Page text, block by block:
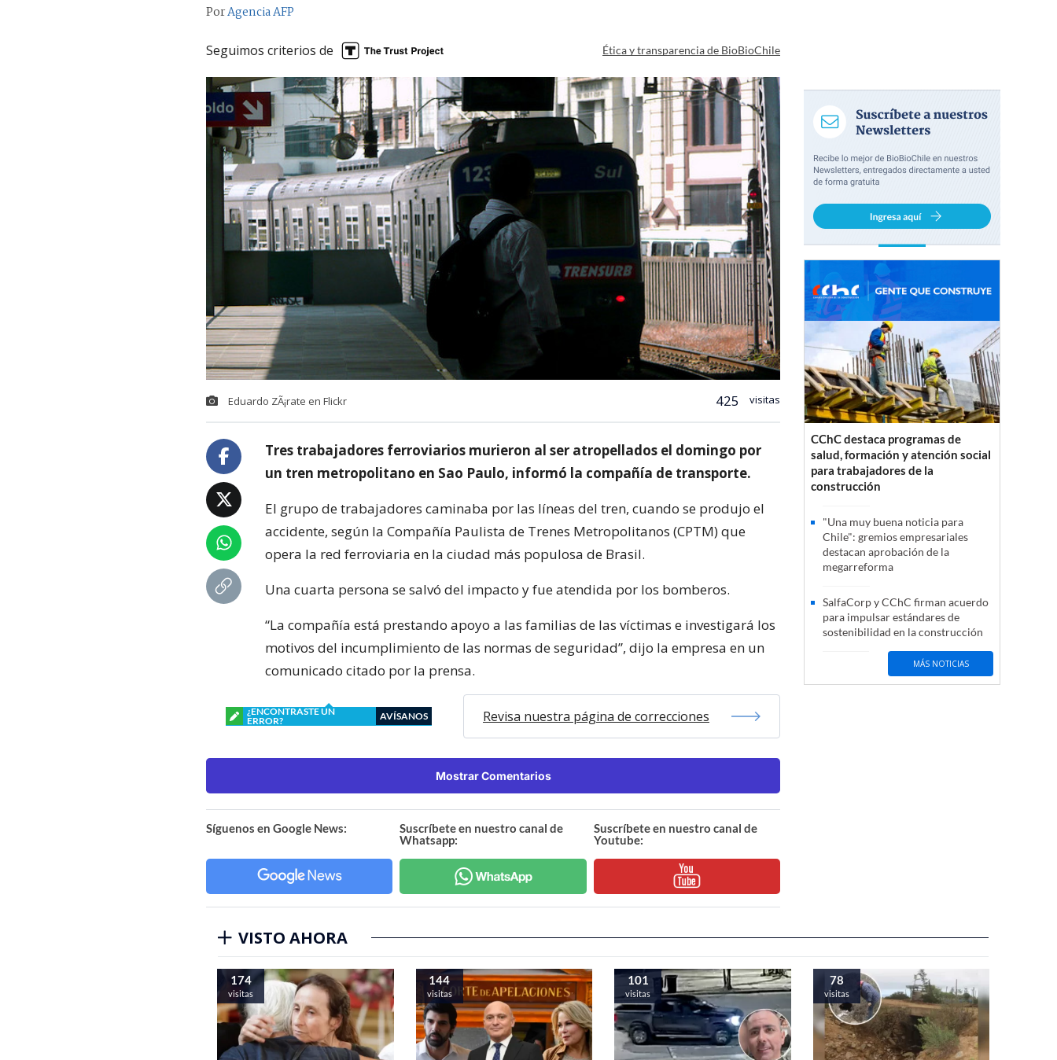
PorAgencia AFP
Seguimos criterios de Ética y transparencia de BioBioChile
Eduardo ZÃ¡rate en Flickr 425 visitas
Tres trabajadores ferroviarios murieron al ser atropellados el domingo por
un tren metropolitano en Sao Paulo, informó la compañía de transporte.
El grupo de trabajadores caminaba por las líneas del tren, cuando se produjo el
accidente, según la Compañía Paulista de Trenes Metropolitanos (CPTM) que
opera la red ferroviaria en la ciudad más populosa de Brasil.
Una cuarta persona se salvó del impacto y fue atendida por los bomberos.
“La compañía está prestando apoyo a las familias de las víctimas e investigará los
motivos del incumplimiento de las normas de seguridad”, dijo la empresa en un
comunicado citado por la prensa.
¿ENCONTRASTE UN
ERROR?
AVÍSANOS Revisa nuestra página de correcciones
Mostrar Comentarios
Síguenos en Google News:
Suscríbete en nuestro canal de
Whatsapp:
Suscríbete en nuestro canal de
Youtube:
CChC destaca programas de
salud, formación y atención social
para trabajadores de la
construcción
"Una muy buena noticia para
Chile": gremios empresariales
destacan aprobación de la
megarreforma
SalfaCorp y CChC firman acuerdo
para impulsar estándares de
sostenibilidad en la construcción
MÁS NOTICIAS
VISTO AHORA
174
visitas
144
visitas
101
visitas
78
visitas